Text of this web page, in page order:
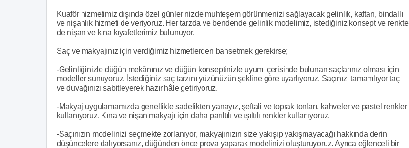
Kuaför hizmetimiz dışında özel günlerinizde muhteşem görünmenizi sağlayacak gelinlik, kaftan, bindallı
ve nişanlık hizmeti de veriyoruz. Her tarzda ve bendende gelinlik modelimiz, istediğiniz konsept ve renkte
de nişan ve kına kıyafetlerimiz bulunuyor.
Saç ve makyajınız için verdiğimiz hizmetlerden bahsetmek gerekirse;
-Gelinliğinizle düğün mekânınız ve düğün konseptinizle uyum içerisinde bulunan saçlarınız olması için
modeller sunuyoruz. İstediğiniz saç tarzını yüzünüzün şekline göre uyarlıyoruz. Saçınızı tamamlıyor taç
ve duvağınızı sabitleyerek hazır hâle getiriyoruz.
-Makyaj uygulamamızda genellikle sadelikten yanayız, şeftali ve toprak tonları, kahveler ve pastel renkler
kullanıyoruz. Kına ve nişan makyajı için daha parıltılı ve ışıltılı renkler kullanıyoruz.
-Saçınızın modelinizi seçmekte zorlanıyor, makyajınızın size yakışıp yakışmayacağı hakkında derin
düşüncelere dalıyorsanız, düğünden önce prova yaparak modelinizi oluşturuyoruz. Ayrıca eğlenceli bir